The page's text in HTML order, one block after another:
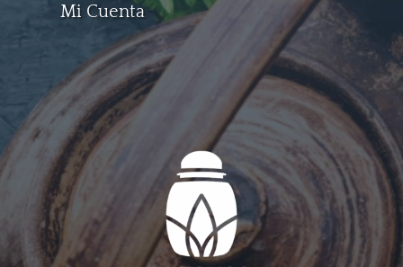
Mi Cuenta